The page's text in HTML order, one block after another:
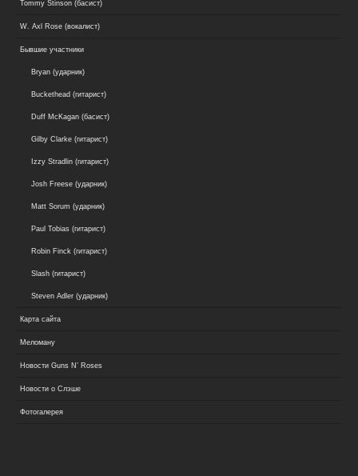
Tommy Stinson (басист)
W. Axl Rose (вокалист)
Бывшие участники
Bryan (ударник)
Buckethead (гитарист)
Duff McKagan (басист)
Gilby Clarke (гитарист)
Izzy Stradlin (гитарист)
Josh Freese (ударник)
Matt Sorum (ударник)
Paul Tobias (гитарист)
Robin Finck (гитарист)
Slash (гитарист)
Steven Adler (ударник)
Карта сайта
Меломану
Новости Guns N’ Roses
Новости о Слэше
Фотогалерея